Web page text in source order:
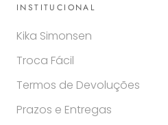
INSTITUCIONAL
Kika Simonsen
Troca Fácil
Termos de Devoluções
Prazos e Entregas